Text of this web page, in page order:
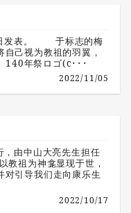
发表。 于标志的梅
己视为教祖的羽翼，
140年祭ロゴ(c･･･
2022/11/05
由中山大亮先生担任
祖为神龛显现于世，
对引导我们走向康乐生
2022/10/17